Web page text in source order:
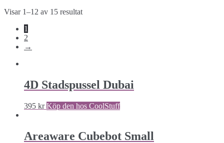
Visar 1–12 av 15 resultat
1
2
→
4D Stadspussel Dubai
395 kr Köp den hos CoolStuff
Areaware Cubebot Small